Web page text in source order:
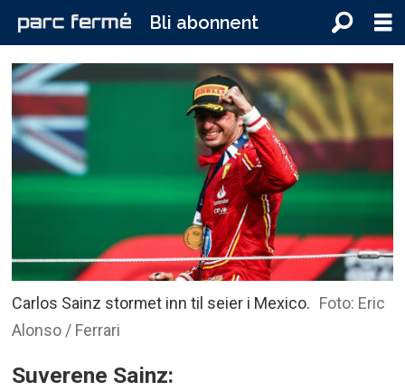
Bli abonnent
Carlos Sainz stormet inn til seier i Mexico. Foto: Eric
Alonso / Ferrari
Suverene Sainz: